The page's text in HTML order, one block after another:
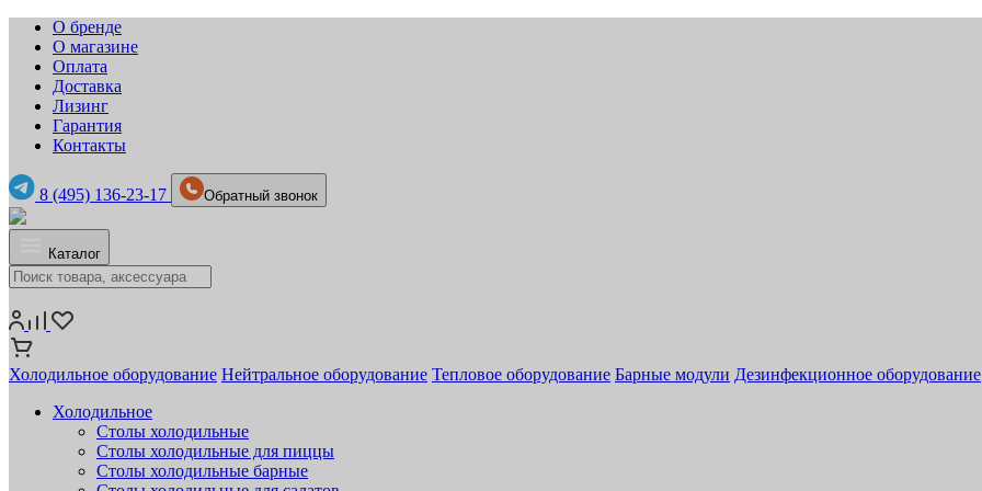
О бренде
О магазине
Оплата
Доставка
Лизинг
Гарантия
Контакты
8 (495) 136-23-17 Обратный звонок
Каталог
Холодильное оборудование Нейтральное оборудование Тепловое оборудование Барные модули Дезинфекционное оборудование
Холодильное
Столы холодильные
Столы холодильные для пиццы
Столы холодильные барные